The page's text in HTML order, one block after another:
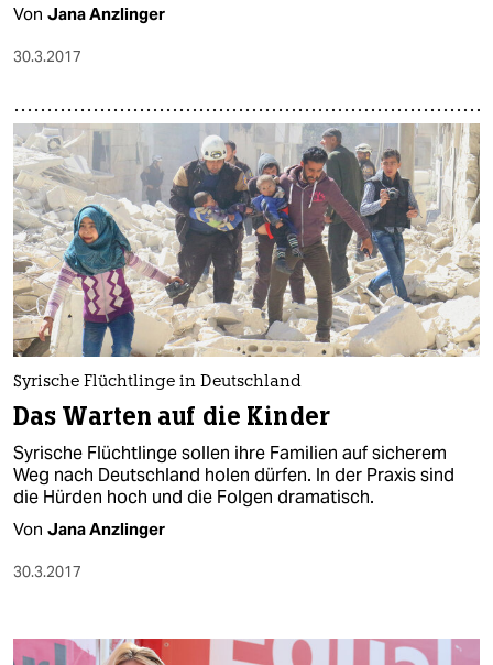
Von Jana Anzlinger
30.3.2017
Syrische Flüchtlinge in Deutschland
Das Warten auf die Kinder
Syrische Flüchtlinge sollen ihre Familien auf sicherem
Weg nach Deutschland holen dürfen. In der Praxis sind
die Hürden hoch und die Folgen dramatisch.
Von Jana Anzlinger
30.3.2017